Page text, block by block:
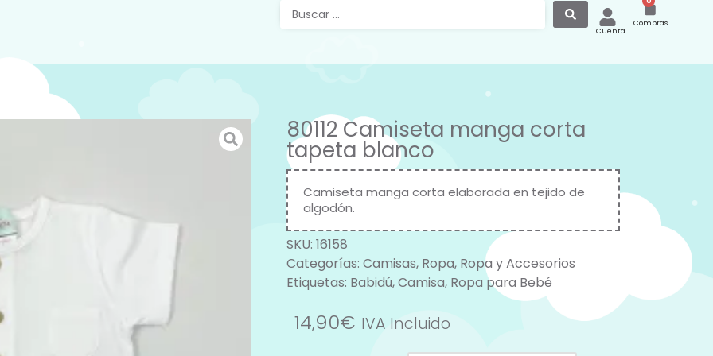
Cuenta
Compras
80112 Camiseta manga corta
tapeta blanco
Camiseta manga corta elaborada en tejido de
algodón.
SKU: 16158
Categorías: Camisas, Ropa, Ropa y Accesorios
Etiquetas: Babidú,Camisa, Ropa para Bebé
14,90€ IVA Incluido